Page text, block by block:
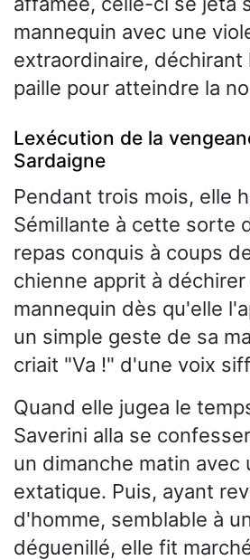
mannequin avec une
extraordinaire, déchirant
paille pour atteindre la
Lexécution de la
Sardaigne
Pendant trois mois, elle
Sémillante à cette sorte
repas conquis à coups
chienne apprit à
mannequin dès qu'elle
un simple geste de sa
criait "Va !" d'une voix
Quand elle jugea le
Saverini alla se
un dimanche matin avec
extatique. Puis, ayant
d'homme, semblable à
déguenillé, elle fit